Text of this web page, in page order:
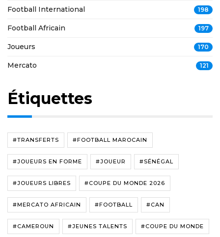
Football International 198
Football Africain 197
Joueurs 170
Mercato 121
Étiquettes
#TRANSFERTS #FOOTBALL MAROCAIN
#JOUEURS EN FORME #JOUEUR #SÉNÉGAL
#JOUEURS LIBRES #COUPE DU MONDE 2026
#MERCATO AFRICAIN #FOOTBALL #CAN
#CAMEROUN #JEUNES TALENTS #COUPE DU MONDE